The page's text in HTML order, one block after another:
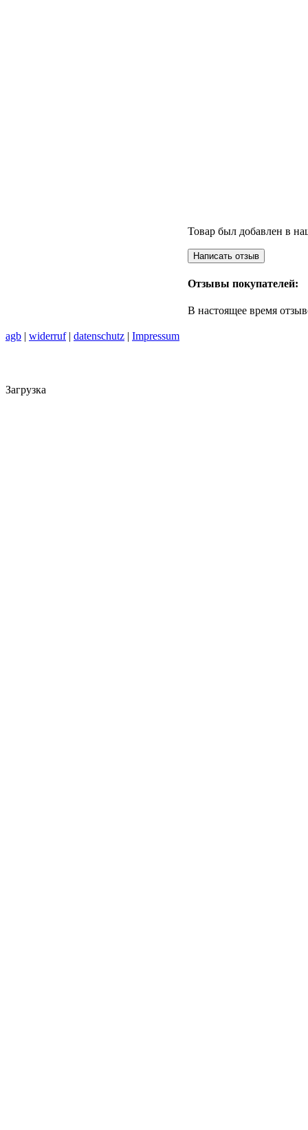
Товар был добавлен в
Отзывы покупателей:
В настоящее время
agb | widerruf| datenschutz | Impressum
Загрузка